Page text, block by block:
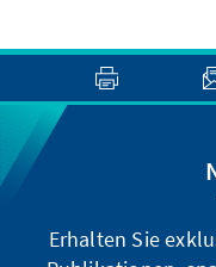
Erhalten Sie